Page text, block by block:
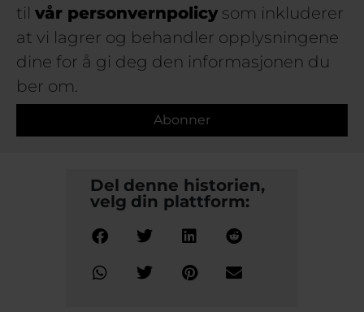
til vår personvernpolicysom inkluderer
at vi lagrer og behandler opplysningene
dine for å gi deg den informasjonen du
ber om.
Abonner
Del denne historien,
velg din plattform: